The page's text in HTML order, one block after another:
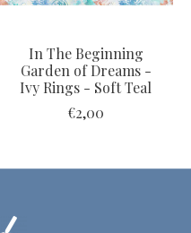
In The Beginning
Garden of Dreams -
Ivy Rings - Soft Teal
€2,00